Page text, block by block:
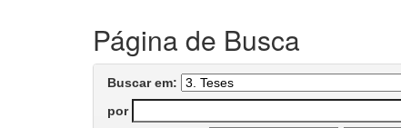
Página de Busca
Buscar em:
por